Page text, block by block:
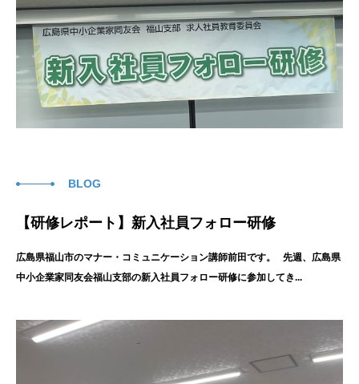
BLOG
【研修レポート】新入社員フォロー研修
広島県福山市のマナー・コミュニケーション講師前田です。 先週、広島県
中小企業家同友会福山支部の新入社員フォロー研修に参加してき...